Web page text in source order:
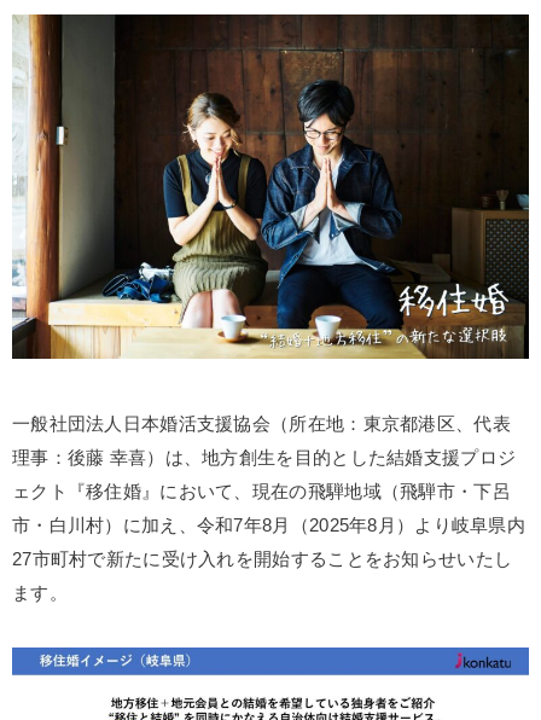
一般社団法人日本婚活支援協会（所在地：東京都港区、代表
理事：後藤 幸喜）は、地方創生を目的とした結婚支援プロジ
ェクト『移住婚』において、現在の飛騨地域（飛騨市・下呂
市・白川村）に加え、令和7年8月（2025年8月）より岐阜県内
27市町村で新たに受け入れを開始することをお知らせいたし
ます。